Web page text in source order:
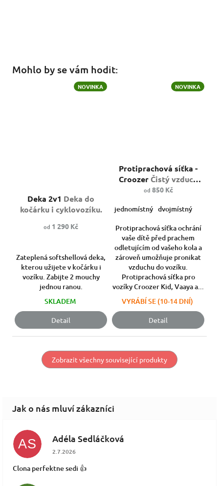
Mohlo by se vám hodit:
NOVINKA
produktu
je
z
Deka 2v1 Deka do
kočárku i cyklovozíku.
od 1 290 Kč
Zateplená softshellová deka,
kterou užijete v kočárku i
vozíku. Zabijte 2 mouchy
jednou ranou.
SKLADEM
Detail
NOVINKA
hodnocení
produktu
je
z
hvězdiček.
Protiprachová síťka -
CroozerČistý vzduch
pro vaše dítě.
od 850 Kč
jednomístný dvojmístný
Protiprachová síťka ochrání
vaše dítě před prachem
odletujícím od vašeho kola a
zároveň umožňuje pronikat
vzduchu do vozíku.
Protiprachová síťka pro
vozíky Croozer Kid, Vaaya a...
VYRÁBÍ SE (10-14 DNÍ)
Detail
Zobrazit všechny související produkty
AS Adéla Sedláčková
Hodnocení obchodu je 5 z 5 hvězdiček.
2.7.2026
Clona perfektne sedi 👍